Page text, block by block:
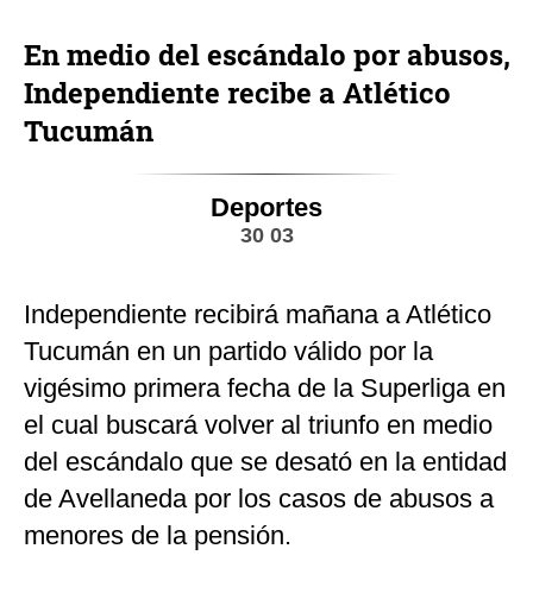
En medio del escándalo por abusos,
Independiente recibe a Atlético
Tucumán
Deportes
30 03
Independiente recibirá mañana a Atlético
Tucumán en un partido válido por la
vigésimo primera fecha de la Superliga en
el cual buscará volver al triunfo en medio
del escándalo que se desató en la entidad
de Avellaneda por los casos de abusos a
menores de la pensión.